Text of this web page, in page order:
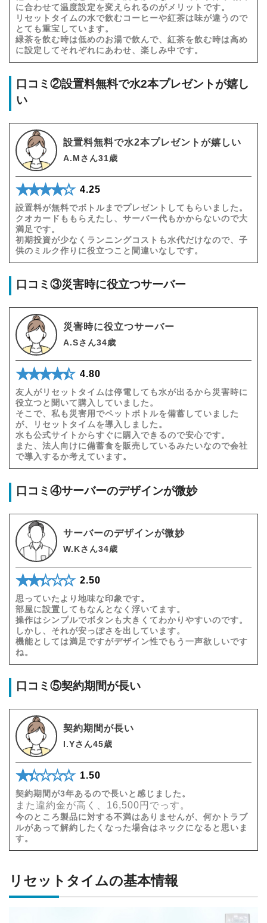
に合わせて温度設定を変えられるのがメリットです。
リセットタイムの水で飲むコーヒーや紅茶は味が違うので
とても重宝しています。
緑茶を飲む時は低めのお湯で飲んで、紅茶を飲む時は高め
に設定してそれぞれにあわせ、楽しみ中です。
口コミ②設置料無料で水2本プレゼントが嬉し
い
設置料無料で水2本プレゼントが嬉しい
A.Mさん31歳
★★★★★
☆☆☆☆☆ 4.25
設置料が無料でボトルまでプレゼントしてもらいました。
クオカードももらえたし、サーバー代もかからないので大
満足です。
初期投資が少なくランニングコストも水代だけなので、子
供のミルク作りに役立つこと間違いなしです。
口コミ③災害時に役立つサーバー
災害時に役立つサーバー
A.Sさん34歳
★★★★★
☆☆☆☆☆ 4.80
友人がリセットタイムは停電しても水が出るから災害時に
役立つと聞いて購入していました。
そこで、私も災害用でペットボトルを備蓄していました
が、リセットタイムを導入しました。
水も公式サイトからすぐに購入できるので安心です。
また、法人向けに備蓄食を販売しているみたいなので会社
で導入するか考えています。
口コミ④サーバーのデザインが微妙
サーバーのデザインが微妙
W.Kさん34歳
★★★★★
☆☆☆☆☆ 2.50
思っていたより地味な印象です。
部屋に設置してもなんとなく浮いてます。
操作はシンプルでボタンも大きくてわかりやすいのです。
しかし、それが安っぽさを出しています。
機能としては満足ですがデザイン性でもう一声欲しいです
ね。
口コミ⑤契約期間が長い
契約期間が長い
I.Yさん45歳
★★★★★
☆☆☆☆☆ 1.50
契約期間が3年あるので長いと感じました。
また違約金が高く、16,500円でっす。
今のところ製品に対する不満はありませんが、何かトラブ
ルがあって解約したくなった場合はネックになると思いま
す。
リセットタイムの基本情報